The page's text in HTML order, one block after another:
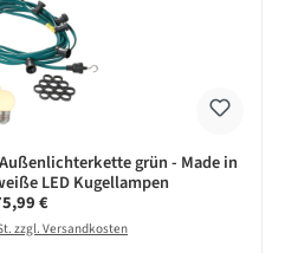
grün - Made in
LED Kugellampen
Preis:
€
zzgl. Versandkosten